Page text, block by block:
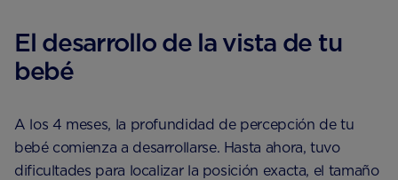
El desarrollo de la vista de tu
bebé
A los 4 meses, la profundidad de percepción de tu
bebé comienza a desarrollarse. Hasta ahora, tuvo
dificultades para localizar la posición exacta, el tamaño